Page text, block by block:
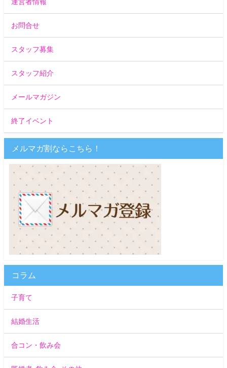
お問合せ
スタッフ募集
スタッフ紹介
メールマガジン
終了イベント
メルマガ割ならこちら！
コラム
子育て
結婚生活
合コン・飲み会